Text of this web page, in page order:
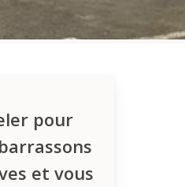
pour
et vous